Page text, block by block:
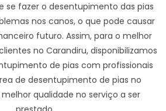
se fazer o desentupimento das pias
nos canos, o que pode causar
futuro. Assim, para o melhor
no Carandiru, disponibilizamos
de pias com profissionais
de desentupimento de pias no
qualidade no serviço a ser